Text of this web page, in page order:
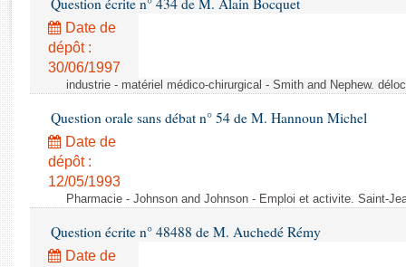
Rapports d'enquête
Rapports législatifs
Rapports sur l'application des lois
Baromètre de l’application des lois
Dossiers législatifs
Budget et sécurité sociale
Questions écrites et orales
Comptes rendus des débats
Question écrite n° 434 de M. Alain Bocquet
Date de
dépôt :
30/06/1997
industrie - matériel médico-chirurgical - Smith and Nephew.
Question orale sans débat n° 54 de M. Hannoun Michel
Date de
dépôt :
12/05/1993
Pharmacie - Johnson and Johnson - Emploi et activite. Saint-
Question écrite n° 48488 de M. Auchedé Rémy
Date de